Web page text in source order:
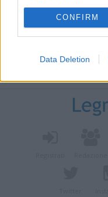
CONFIRM
Data Deletion